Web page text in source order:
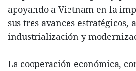
apoyando a Vietnam en la
sus tres avances estratégicos,
industrialización y
La cooperación económica,